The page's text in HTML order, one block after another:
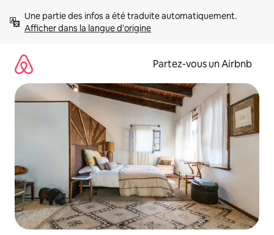
directement
Afficher dans la langue d'origine
Partez-vous un Airbnb